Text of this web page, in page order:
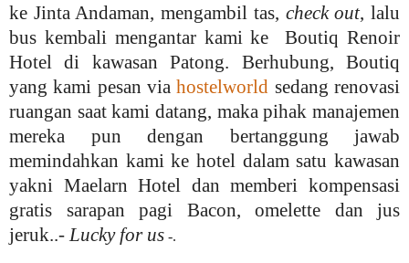
ke Jinta Andaman, mengambil tas, check out, lalu
bus kembali mengantar kami ke Boutiq Renoir
Hotel di kawasan Patong. Berhubung, Boutiq
yang kami pesan viahostelworld sedang renovasi
ruangan saat kami datang, maka pihak manajemen
mereka pun dengan bertanggung jawab
memindahkan kami ke hotel dalam satu kawasan
yakni Maelarn Hotel dan memberi kompensasi
gratis sarapan pagi Bacon, omelette dan jus
jeruk..- Lucky for us -.